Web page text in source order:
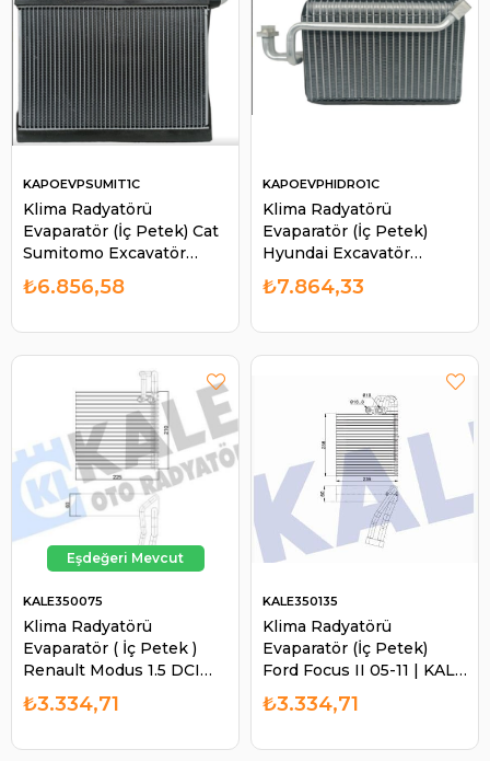
Klima Radyatörü
Evaparatör (İç Petek) Cat
Sumitomo Excavatör
SH210F | KAPO
EVPSUMIT1C
KAPOEVPSUMIT1C
₺6.856,58
Klima Radyatörü
Evaparatör (İç Petek)
Hyundai Excavatör
Hidromek İş Makinası |
KAPO EVPHIDRO1C
KAPOEVPHIDRO1C
₺7.864,33
Klima Radyatörü
Evaparatör ( İç Petek )
Renault Modus 1.5 DCI
2004 Dacia Duster 1.5
DCI 2010- Logan 1.5 DCI
KALE350075
₺3.334,71
Klima Radyatörü
Evaparatör (İç Petek)
Ford Focus II 05-11 | KALE
350135
KALE350135
₺3.334,71